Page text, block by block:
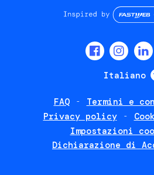
Italiano
FAQ
Termini e
Privacy policy
Impostazioni
Dichiarazione di